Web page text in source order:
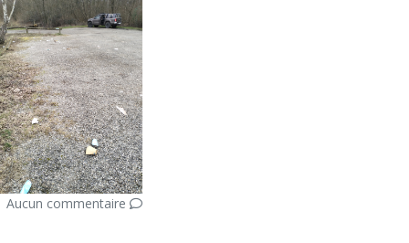
Aucun commentaire